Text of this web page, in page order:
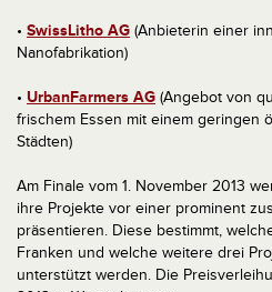
• SwissLitho AG (Anbieterin einer
Nanofabrikation)
• UrbanFarmers AG (Angebot von
frischem Essen mit einem geringen
Städten)
Am Finale vom 1. November 2013
ihre Projekte vor einer prominent
präsentieren. Diese bestimmt,
Franken und welche weitere drei
unterstützt werden. Die